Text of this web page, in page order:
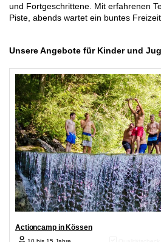
und Fortgeschrittene. Mit erfahrenen
Piste, abends wartet ein buntes
Unsere Angebote für Kinder und
Actioncamp in Kössen